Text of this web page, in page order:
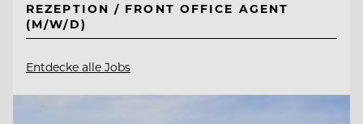
REZEPTION / FRONT OFFICE AGENT
(M/W/D)
Entdecke alle Jobs